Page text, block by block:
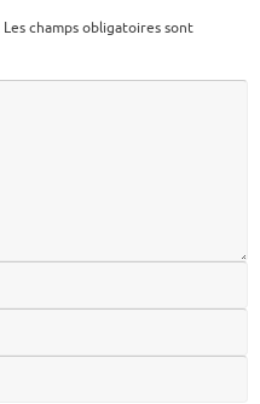
Les champs obligatoires sont